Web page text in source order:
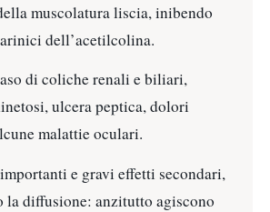
muscolatura liscia, inibendo
dell’acetilcolina.
di coliche renali e biliari,
ulcera peptica, dolori
malattie oculari.
e gravi effetti secondari,
la diffusione: anzitutto agiscono